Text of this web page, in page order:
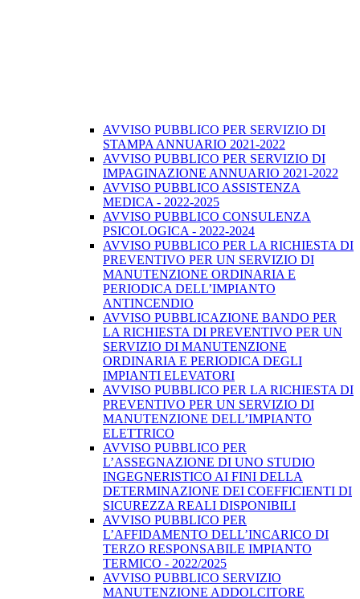
AVVISO PUBBLICO PER SERVIZIO DI
STAMPA ANNUARIO 2021-2022
AVVISO PUBBLICO PER SERVIZIO DI
IMPAGINAZIONE ANNUARIO 2021-2022
AVVISO PUBBLICO ASSISTENZA
MEDICA - 2022-2025
AVVISO PUBBLICO CONSULENZA
PSICOLOGICA - 2022-2024
AVVISO PUBBLICO PER LA RICHIESTA DI
PREVENTIVO PER UN SERVIZIO DI
MANUTENZIONE ORDINARIA E
PERIODICA DELL’IMPIANTO
ANTINCENDIO
AVVISO PUBBLICAZIONE BANDO PER
LA RICHIESTA DI PREVENTIVO PER UN
SERVIZIO DI MANUTENZIONE
ORDINARIA E PERIODICA DEGLI
IMPIANTI ELEVATORI
AVVISO PUBBLICO PER LA RICHIESTA DI
PREVENTIVO PER UN SERVIZIO DI
MANUTENZIONE DELL’IMPIANTO
ELETTRICO
AVVISO PUBBLICO PER
L’ASSEGNAZIONE DI UNO STUDIO
INGEGNERISTICO AI FINI DELLA
DETERMINAZIONE DEI COEFFICIENTI DI
SICUREZZA REALI DISPONIBILI
AVVISO PUBBLICO PER
L’AFFIDAMENTO DELL’INCARICO DI
TERZO RESPONSABILE IMPIANTO
TERMICO - 2022/2025
AVVISO PUBBLICO SERVIZIO
MANUTENZIONE ADDOLCITORE